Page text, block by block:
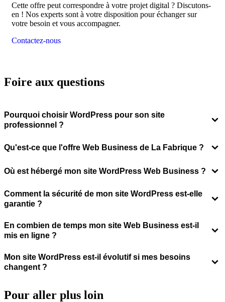
Cette offre peut correspondre à votre projet digital ? Discutons-
en ! Nos experts sont à votre disposition pour échanger sur
votre besoin et vous accompagner.
Contactez-nous
Foire aux questions
Pourquoi choisir WordPress pour son site
professionnel ?
Qu'est-ce que l'offre Web Business de La Fabrique ?
Où est hébergé mon site WordPress Web Business ?
Comment la sécurité de mon site WordPress est-elle
garantie ?
En combien de temps mon site Web Business est-il
mis en ligne ?
Mon site WordPress est-il évolutif si mes besoins
changent ?
Pour aller plus loin